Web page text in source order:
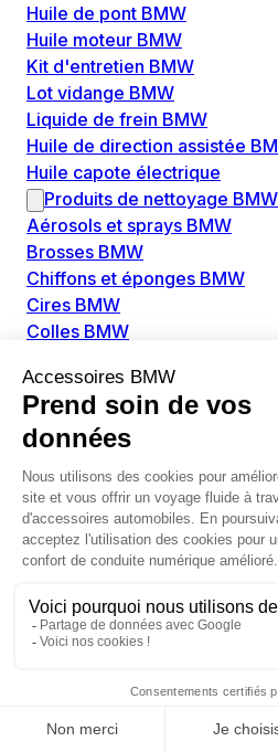
Huile de pont BMW
Huile moteur BMW
Kit d'entretien BMW
Lot vidange BMW
Liquide de frein BMW
Huile de direction assistée
Huile capote électrique
Produits de nettoyage BMW
Aérosols et sprays BMW
Brosses BMW
Chiffons et éponges BMW
Cires BMW
Colles BMW
Détachants BMW
Disolvants BMW
Lubrifiants BMW
Nettoyant extérieur BMW
Pièces détachées BMW
Alimentation Carburant
Boitier papillon BMW
Faisceau de câble pour
d'aspiration BMW
Injecteur BMW
Pompe diesel BMW
Allumage / Préchauffage